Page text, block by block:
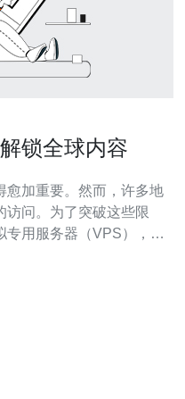
锁全球内容
愈加重要。然而，许多地
访问。为了突破这些限
专用服务器（VPS），而